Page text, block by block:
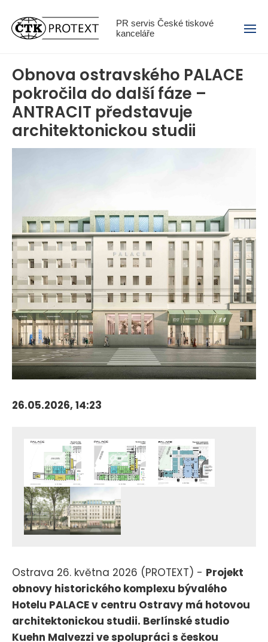
PR servis České tiskové
kanceláře
Menu
Obnova ostravského PALACE
pokročila do další fáze –
ANTRACIT představuje
architektonickou studii
26.05.2026, 14:23
Ostrava 26. května 2026 (PROTEXT) - Projekt
obnovy historického komplexu bývalého
Hotelu PALACE v centru Ostravy má hotovou
architektonickou studii. Berlínské studio
Kuehn Malvezzi ve spolupráci s českou